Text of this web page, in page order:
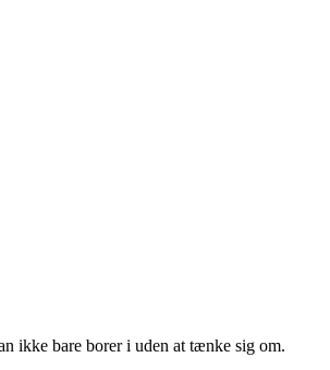
ikke bare borer i uden at tænke sig om.